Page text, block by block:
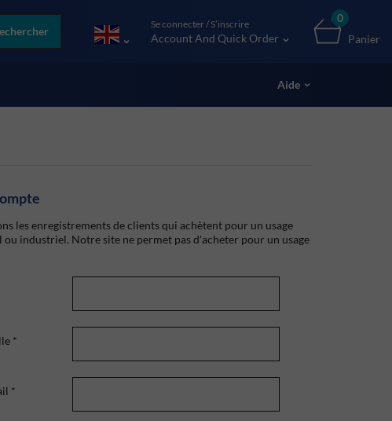
Se connecter / S’inscrire
Account And Quick Order
0
Panier
Aide
les enregistrements de clients qui achètent pour un usage
ou industriel. Notre site ne permet pas d'acheter pour un usage
*
*